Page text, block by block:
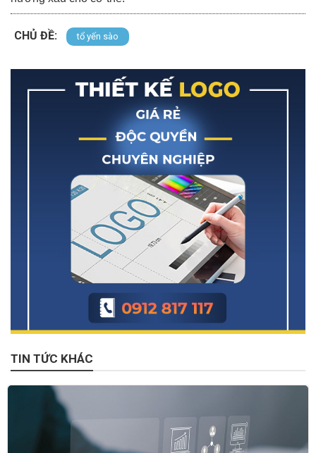
CHỦ ĐỀ: tổ yến sào
TIN TỨC KHÁC